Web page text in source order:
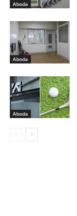
Aboda
Aboda
Aboda